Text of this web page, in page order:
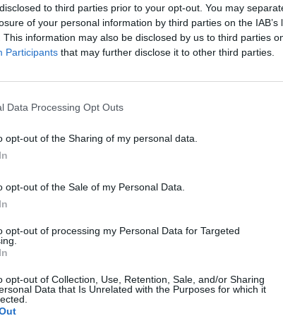
to third parties prior to your opt-out. You may
of your personal information by third parties on the IAB’s
This information may also be disclosed by us to third parties
Participants that may further disclose it to other third parties.
Data Processing Opt Outs
opt-out of the Sharing of my personal data.
opt-out of the Sale of my Personal Data.
opt-out of processing my Personal Data for Targeted
opt-out of Collection, Use, Retention, Sale, and/or Sharing
Data that Is Unrelated with the Purposes for which it
Visi įrašai
–
00:03:52
Liūdna vyresnio amžiaus dirbančiųjų
kasdienybė – priekabiavimas, patyčios ir
Nyderlanduose apgynė čempionų vardą
Visi įrašai